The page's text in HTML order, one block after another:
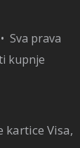
Sva prava
kupnje
Visa,